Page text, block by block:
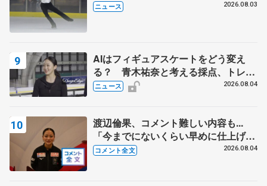
ニュース 2026.08.03
AIはフィギュアスケートをどう変え
る？ 青木祐奈と考える採点、トレー
ニングの未来
ニュース 2026.08.04
渡辺倫果、コメント難しい内容も...
「今までにないくらい早めに仕上げら
れている」 【アジアンオープントロ
コメント全文 2026.08.04